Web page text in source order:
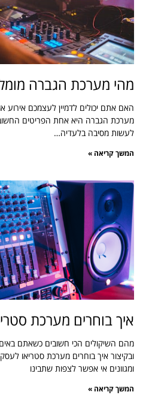
מהי מערכת הגברה
האם אתם יכולים לדמיין לעצמכם אירוע
מערכת הגברה היא אחת הפריטים
לעשות מסיבה בלעדיה…
המשך קריאה »
איך בוחרים מערכת
מהם השיקולים הכי חשובים כשאתם
ובקיצור איך בוחרים מערכת סטריאו
ומגוונים אי אפשר לצפות שתבינו
המשך קריאה »